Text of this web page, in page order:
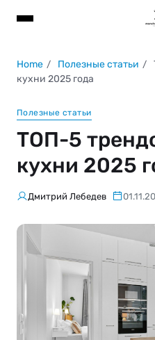
Home Полезные статьи
кухни 2025 года
Полезные статьи
ТОП-5
кухни 2025
Дмитрий Лебедев